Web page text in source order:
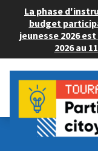
La phase
budget
jeunesse 2026
2026 au
Budget Participatif
💡 Déposer un projet